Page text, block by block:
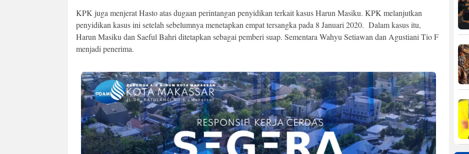
KPK juga menjerat Hasto atas dugaan perintangan penyidikan terkait kasus Harun Masiku. KPK melanjutkan
penyidikan kasus ini setelah sebelumnya menetapkan empat tersangka pada 8 Januari 2020. Dalam kasus itu,
Harun Masiku dan Saeful Bahri ditetapkan sebagai pemberi suap. Sementara Wahyu Setiawan dan Agustiani Tio F
menjadi penerima.